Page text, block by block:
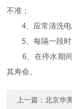
不准；
4、应常清洗电
5、每隔一段时
6、在停水期间
其寿命。
上一篇：北京华